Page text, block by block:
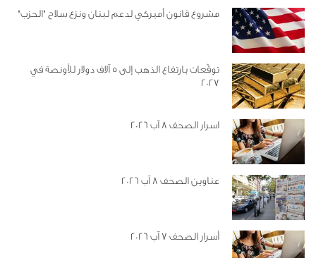
مشروع قانون أميركي لدعم لبنان ونزع سلاح "الحزب"
توقّعات بارتفاع الذهب إلى 5 آلاف دولار للأونصة في
2027
اسرار الصحف 8 آب 2026
عناوين الصحف 8 آب 2026
أسرار الصحف 7 آب 2026